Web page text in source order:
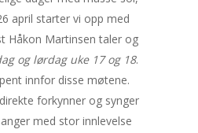
april starter vi opp med
Håkon Martinsen taler og
og lørdag uke 17 og 18.
innfor disse møtene.
forkynner og synger
med stor innlevelse